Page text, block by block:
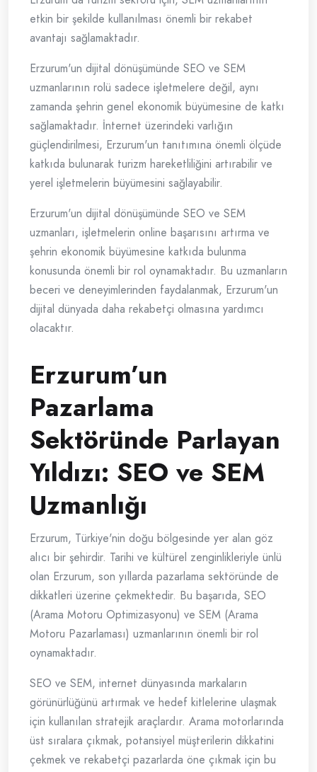
etkin bir şekilde kullanılması önemli bir rekabet
avantajı sağlamaktadır.
Erzurum'un dijital dönüşümünde SEO ve SEM
uzmanlarının rolü sadece işletmelere değil, aynı
zamanda şehrin genel ekonomik büyümesine de katkı
sağlamaktadır. İnternet üzerindeki varlığın
güçlendirilmesi, Erzurum'un tanıtımına önemli ölçüde
katkıda bulunarak turizm hareketliliğini artırabilir ve
yerel işletmelerin büyümesini sağlayabilir.
Erzurum'un dijital dönüşümünde SEO ve SEM
uzmanları, işletmelerin online başarısını artırma ve
şehrin ekonomik büyümesine katkıda bulunma
konusunda önemli bir rol oynamaktadır. Bu uzmanların
beceri ve deneyimlerinden faydalanmak, Erzurum'un
dijital dünyada daha rekabetçi olmasına yardımcı
olacaktır.
Erzurum’un
Pazarlama
Sektöründe Parlayan
Yıldızı: SEO ve SEM
Uzmanlığı
Erzurum, Türkiye'nin doğu bölgesinde yer alan göz
alıcı bir şehirdir. Tarihi ve kültürel zenginlikleriyle ünlü
olan Erzurum, son yıllarda pazarlama sektöründe de
dikkatleri üzerine çekmektedir. Bu başarıda, SEO
(Arama Motoru Optimizasyonu) ve SEM (Arama
Motoru Pazarlaması) uzmanlarının önemli bir rol
oynamaktadır.
SEO ve SEM, internet dünyasında markaların
görünürlüğünü artırmak ve hedef kitlelerine ulaşmak
için kullanılan stratejik araçlardır. Arama motorlarında
üst sıralara çıkmak, potansiyel müşterilerin dikkatini
çekmek ve rekabetçi pazarlarda öne çıkmak için bu